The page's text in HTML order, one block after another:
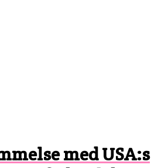
med USA:s